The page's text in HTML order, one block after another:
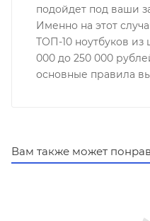
подойдет под ваши
Именно на этот
ТОП-10 ноутбуков из
000 до 250 000
основные правила
Вам также может